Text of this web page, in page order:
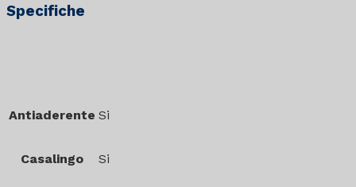
Specifiche
Antiaderente Si
Casalingo Si